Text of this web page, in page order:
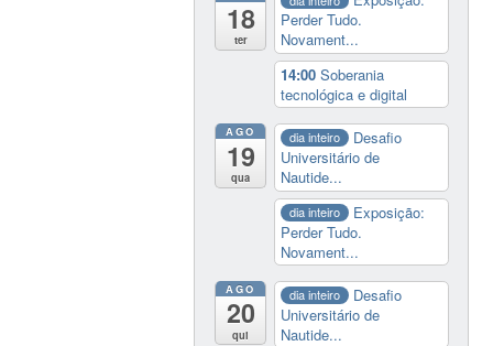
18
ter
Perder Tudo.
Novament...
14:00Soberania
tecnológica e digital
AGO
19
qua
dia inteiro
Desafio
Universitário de
Nautide...
dia inteiro
Exposição:
Perder Tudo.
Novament...
AGO
20
qui
dia inteiro
Desafio
Universitário de
Nautide...